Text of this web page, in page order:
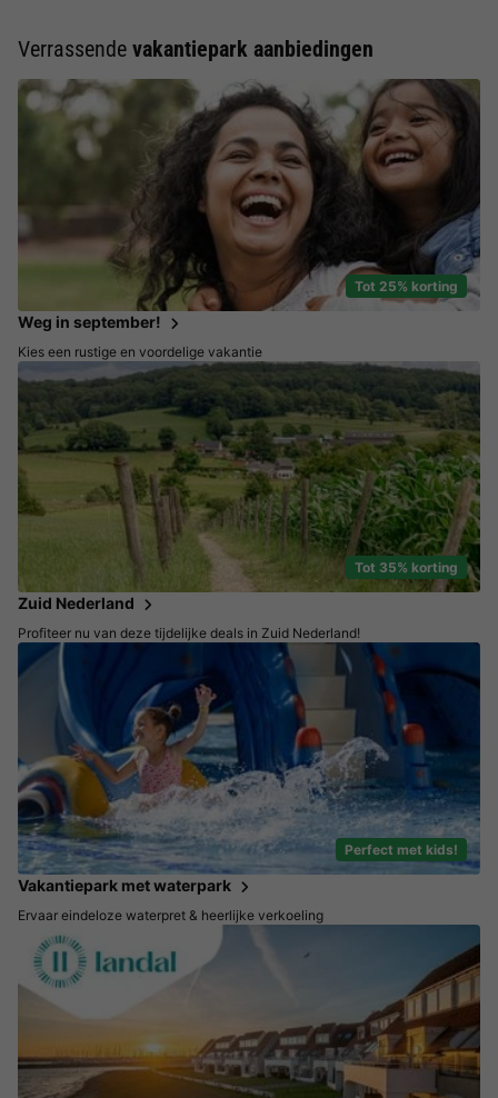
Verrassende vakantiepark aanbiedingen
Tot 25% korting
Weg in september!
Kies een rustige en voordelige vakantie
Tot 35% korting
Zuid Nederland
Profiteer nu van deze tijdelijke deals in Zuid Nederland!
Perfect met kids!
Vakantiepark met waterpark
Ervaar eindeloze waterpret & heerlijke verkoeling